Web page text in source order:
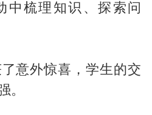
中梳理知识、探索问
意外惊喜，学生的交
。